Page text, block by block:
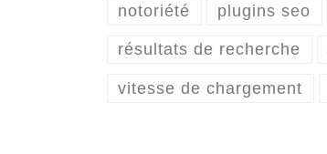
notoriété plugins seo
résultats de recherche
vitesse de chargement